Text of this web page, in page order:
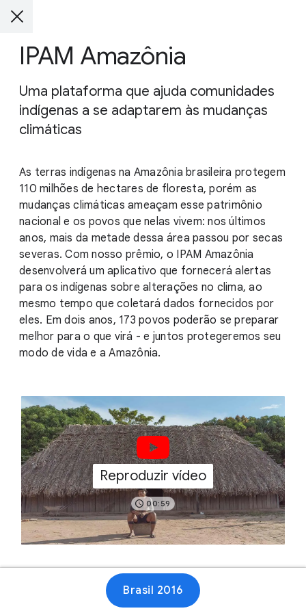
IPAM Amazônia
Uma plataforma que ajuda comunidades
indígenas a se adaptarem às mudanças
climáticas
As terras indígenas na Amazônia brasileira protegem
110 milhões de hectares de floresta, porém as
mudanças climáticas ameaçam esse patrimônio
nacional e os povos que nelas vivem: nos últimos
anos, mais da metade dessa área passou por secas
severas. Com nosso prêmio, o IPAM Amazônia
desenvolverá um aplicativo que fornecerá alertas
para os indígenas sobre alterações no clima, ao
mesmo tempo que coletará dados fornecidos por
eles. Em dois anos, 173 povos poderão se preparar
melhor para o que virá - e juntos protegeremos seu
modo de vida e a Amazônia.
Reproduzir vídeo
00:59
Brasil 2016